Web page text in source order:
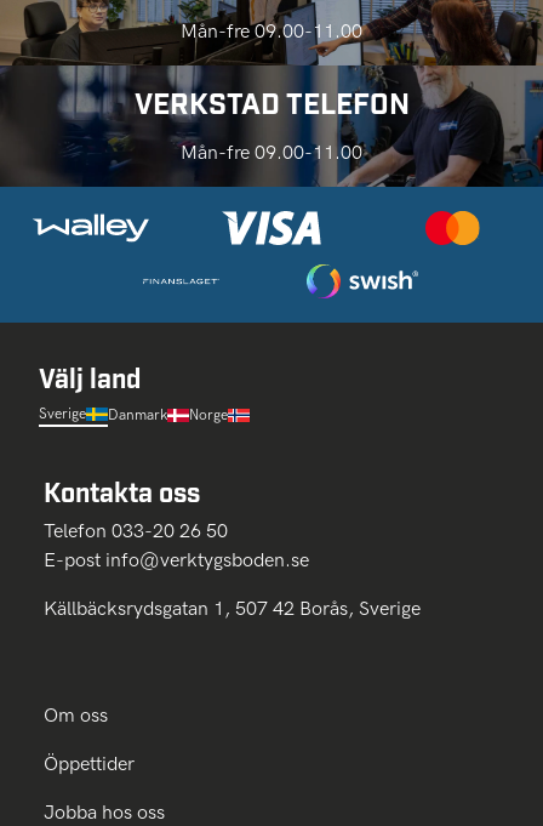
Mån-fre 09.00-11.00
VERKSTAD TELEFON
Mån-fre 09.00-11.00
Välj land
Sverige Danmark Norge
Kontakta oss
Telefon 033-20 26 50
E-post info@verktygsboden.se
Källbäcksrydsgatan 1, 507 42 Borås, Sverige
Om oss
Öppettider
Jobba hos oss